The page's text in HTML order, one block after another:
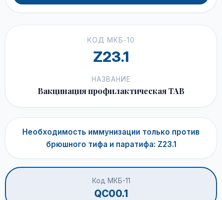
КОД МКБ-10
Z23.1
НАЗВАНИЕ
Вакцинация профилактическая ТАВ
Необходимость иммунизации только против
брюшного тифа и паратифа: Z23.1
Код МКБ-11
QC00.1